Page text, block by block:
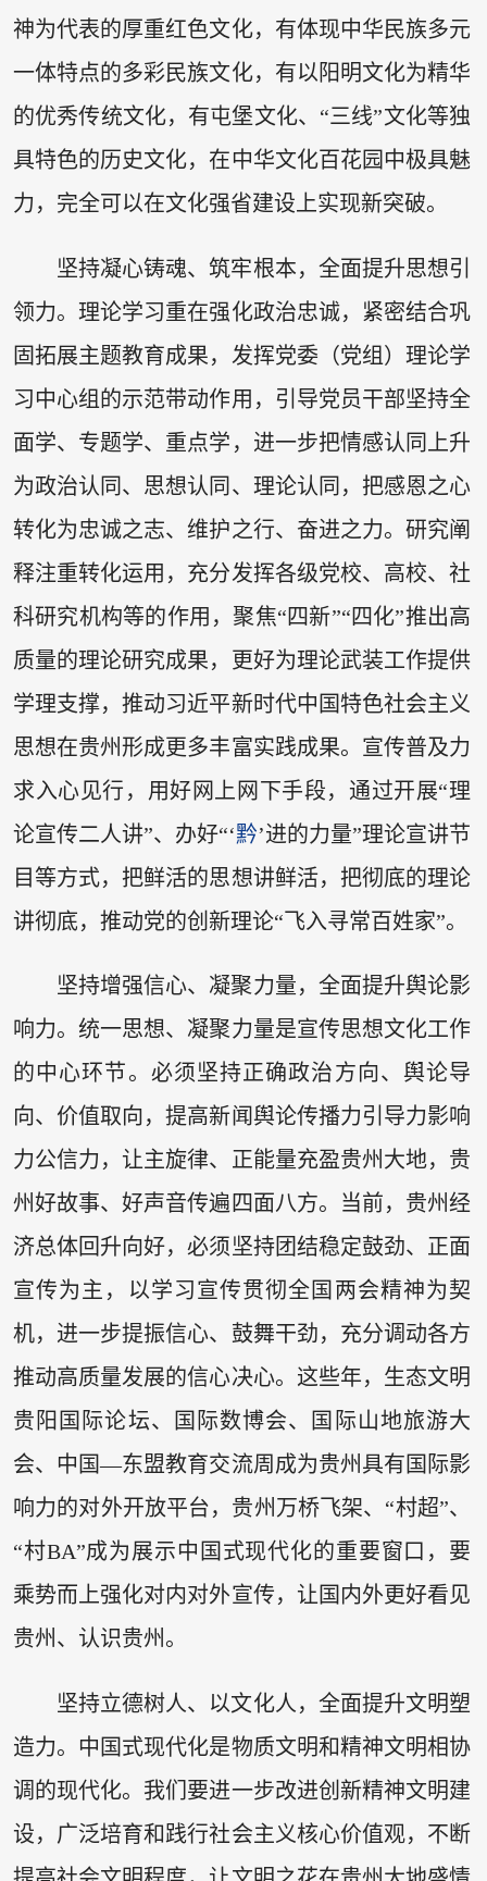
神为代表的厚重红色文化，有体现中华民族多元
一体特点的多彩民族文化，有以阳明文化为精华
的优秀传统文化，有屯堡文化、“三线”文化等独
具特色的历史文化，在中华文化百花园中极具魅
力，完全可以在文化强省建设上实现新突破。
坚持凝心铸魂、筑牢根本，全面提升思想引
领力。理论学习重在强化政治忠诚，紧密结合巩
固拓展主题教育成果，发挥党委（党组）理论学
习中心组的示范带动作用，引导党员干部坚持全
面学、专题学、重点学，进一步把情感认同上升
为政治认同、思想认同、理论认同，把感恩之心
转化为忠诚之志、维护之行、奋进之力。研究阐
释注重转化运用，充分发挥各级党校、高校、社
科研究机构等的作用，聚焦“四新”“四化”推出高
质量的理论研究成果，更好为理论武装工作提供
学理支撑，推动习近平新时代中国特色社会主义
思想在贵州形成更多丰富实践成果。宣传普及力
求入心见行，用好网上网下手段，通过开展“理
论宣传二人讲”、办好“‘黔’进的力量”理论宣讲节
目等方式，把鲜活的思想讲鲜活，把彻底的理论
讲彻底，推动党的创新理论“飞入寻常百姓家”。
坚持增强信心、凝聚力量，全面提升舆论影
响力。统一思想、凝聚力量是宣传思想文化工作
的中心环节。必须坚持正确政治方向、舆论导
向、价值取向，提高新闻舆论传播力引导力影响
力公信力，让主旋律、正能量充盈贵州大地，贵
州好故事、好声音传遍四面八方。当前，贵州经
济总体回升向好，必须坚持团结稳定鼓劲、正面
宣传为主，以学习宣传贯彻全国两会精神为契
机，进一步提振信心、鼓舞干劲，充分调动各方
推动高质量发展的信心决心。这些年，生态文明
贵阳国际论坛、国际数博会、国际山地旅游大
会、中国—东盟教育交流周成为贵州具有国际影
响力的对外开放平台，贵州万桥飞架、“村超”、
“村BA”成为展示中国式现代化的重要窗口，要
乘势而上强化对内对外宣传，让国内外更好看见
贵州、认识贵州。
坚持立德树人、以文化人，全面提升文明塑
造力。中国式现代化是物质文明和精神文明相协
调的现代化。我们要进一步改进创新精神文明建
设，广泛培育和践行社会主义核心价值观，不断